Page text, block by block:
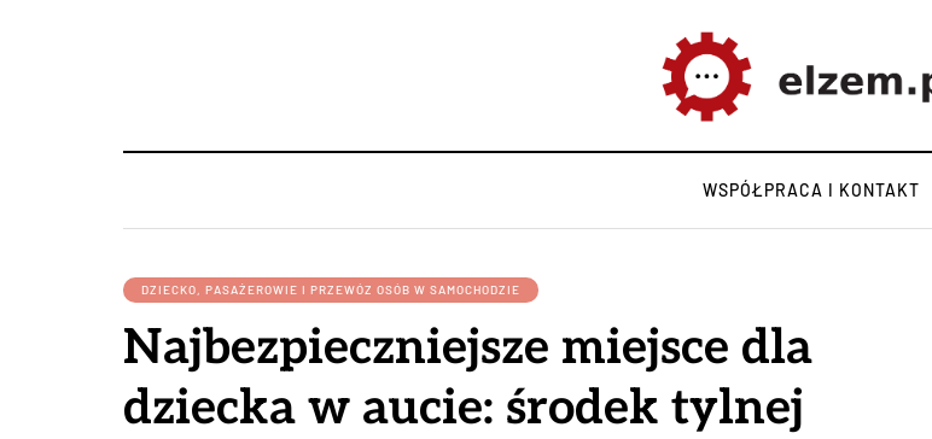
WSPÓŁPRACA I KONTAKT
DZIECKO, PASAŻEROWIE I PRZEWÓZ OSÓB W SAMOCHODZIE
Najbezpieczniejsze miejsce dla
dziecka w aucie: środek tylnej